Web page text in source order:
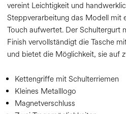
vereint Leichtigkeit und
Steppverarbeitung das Modell mit
Touch aufwertet. Der Schultergurt
Finish vervollständigt die Tasche
und bietet die Möglichkeit, sie auf
Kettengriffe mit Schulterriemen
Kleines Metalllogo
Magnetverschluss